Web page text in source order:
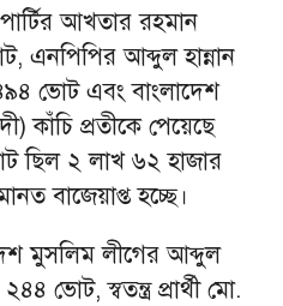
আখতার রহমান
এনপিপির আব্দুল হান্নান
ভোট এবং বাংলাদেশ
কাঁচি প্রতীকে পেয়েছে
ছিল ২ লাখ ৬২ হাজার
বাজেয়াপ্ত হচ্ছে।
মুসলিম লীগের আব্দুল
ভোট, স্বতন্ত্র প্রার্থী মো.